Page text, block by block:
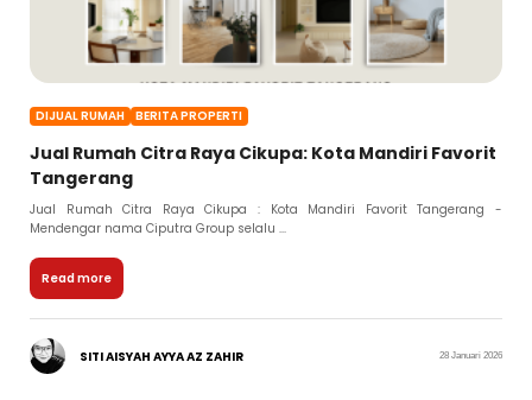
DIJUAL RUMAH BERITA PROPERTI
Jual Rumah Citra Raya Cikupa: Kota Mandiri Favorit
Tangerang
Jual Rumah Citra Raya Cikupa : Kota Mandiri Favorit Tangerang -
Mendengar nama Ciputra Group selalu ...
Read more
SITI AISYAH AYYA AZ ZAHIR 28 Januari 2026